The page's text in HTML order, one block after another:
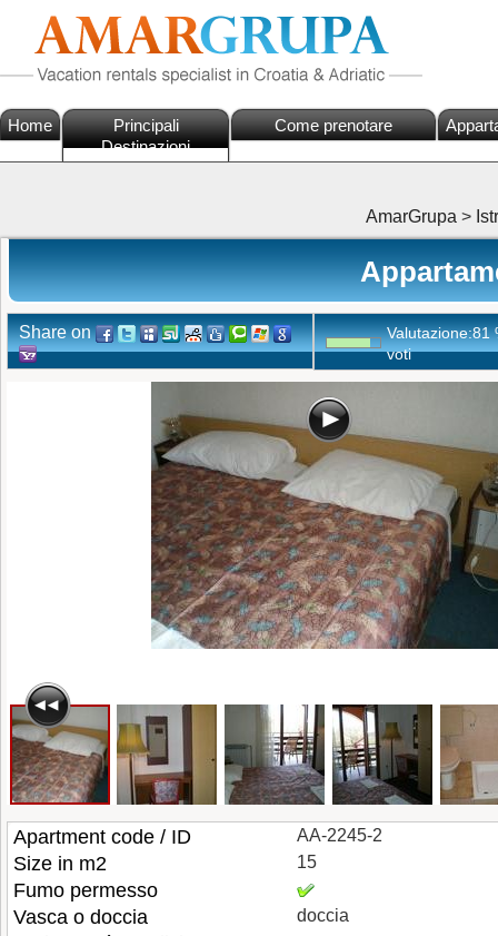
Home
Principali
Destinazioni
Come prenotare
AmarGrupa >
Share on Valutazione:81
voti
Apartment code / ID AA-2245-2
Size in m2 15
Fumo permesso
Vasca o doccia
doccia